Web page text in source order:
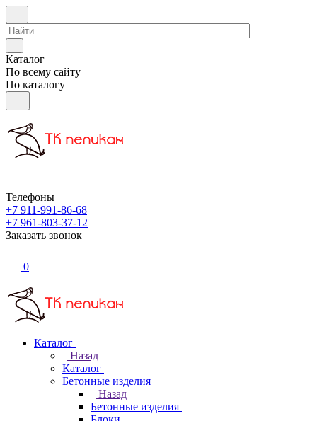
Каталог
По всему сайту
По каталогу
Телефоны
+7 911-991-86-68
+7 961-803-37-12
Заказать звонок
0
Каталог
Назад
Каталог
Бетонные изделия
Назад
Бетонные изделия